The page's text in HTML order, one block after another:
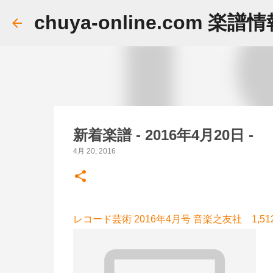
chuya-online.com 楽譜情
新着楽譜 - 2016年4月20日 -
4月 20, 2016
レコード芸術 2016年4月号 音楽之友社